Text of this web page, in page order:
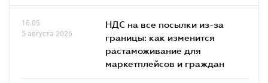
16.05
5 августа 2026
НДС на все посылки из-за
границы: как изменится
растаможивание для
маркетплейсов и граждан